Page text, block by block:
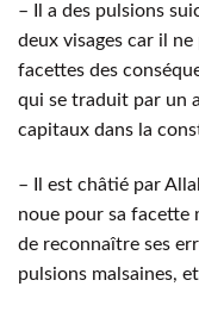
– Il a des pulsions
deux visages car il
facettes des
qui se traduit par un
capitaux dans la
– Il est châtié par
noue pour sa facette
de reconnaître ses
pulsions malsaines,